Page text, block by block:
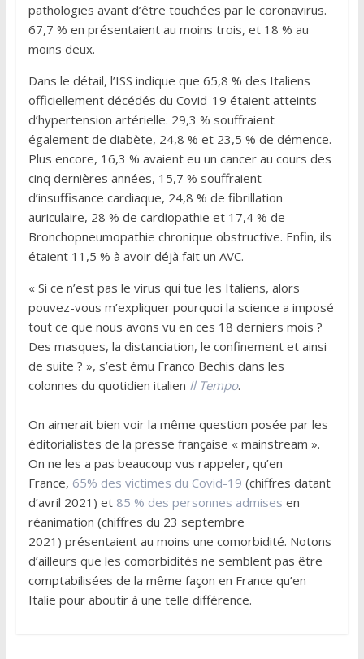
pathologies avant d’être touchées par le coronavirus.
67,7 % en présentaient au moins trois, et 18 % au
moins deux.
Dans le détail, l’ISS indique que 65,8 % des Italiens
officiellement décédés du Covid-19 étaient atteints
d’hypertension artérielle. 29,3 % souffraient
également de diabète, 24,8 % et 23,5 % de démence.
Plus encore, 16,3 % avaient eu un cancer au cours des
cinq dernières années, 15,7 % souffraient
d’insuffisance cardiaque, 24,8 % de fibrillation
auriculaire, 28 % de cardiopathie et 17,4 % de
Bronchopneumopathie chronique obstructive. Enfin, ils
étaient 11,5 % à avoir déjà fait un AVC.
« Si ce n’est pas le virus qui tue les Italiens, alors
pouvez-vous m’expliquer pourquoi la science a imposé
tout ce que nous avons vu en ces 18 derniers mois ?
Des masques, la distanciation, le confinement et ainsi
de suite ? », s’est ému Franco Bechis dans les
colonnes du quotidien italien Il Tempo.
On aimerait bien voir la même question posée par les
éditorialistes de la presse française « mainstream ».
On ne les a pas beaucoup vus rappeler, qu’en
France, 65% des victimes du Covid-19 (chiffres datant
d’avril 2021) et 85 % des personnes admises en
réanimation (chiffres du 23 septembre
2021) présentaient au moins une comorbidité. Notons
d’ailleurs que les comorbidités ne semblent pas être
comptabilisées de la même façon en France qu’en
Italie pour aboutir à une telle différence.